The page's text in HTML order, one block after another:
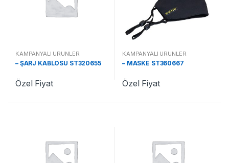
KAMPANYALI ÜRÜNLER
– ŞARJ KABLOSU ST320655
Özel Fiyat
KAMPANYALI ÜRÜNLER
– MASKE ST360667
Özel Fiyat